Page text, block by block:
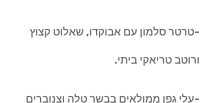
-טרטר סלמון עם אבוקדו, שאלוט קצוץ
ורוטב טריאקי ביתי.
-עלי גפן ממולאים בבשר טלה וצנוברים